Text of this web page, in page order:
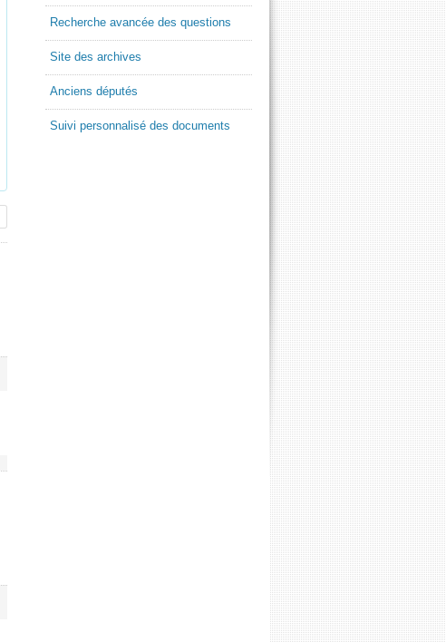
Recherche avancée des questions
Site des archives
Anciens députés
Suivi personnalisé des documents